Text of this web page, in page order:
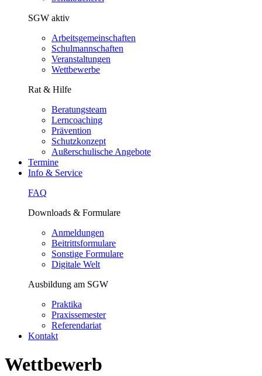
SGW aktiv
Arbeitsgemeinschaften
Schulmannschaften
Veranstaltungen
Wettbewerbe
Rat & Hilfe
Beratungsteam
Lerncoaching
Prävention
Schutzkonzept
Außerschulische Angebote
Termine
Info & Service
FAQ
Downloads & Formulare
Anmeldungen
Beitrittsformulare
Sonstige Formulare
Digitale Welt
Ausbildung am SGW
Praktika
Praxissemester
Referendariat
Kontakt
Wettbewerb